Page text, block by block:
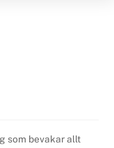
som bevakar allt